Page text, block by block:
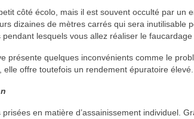
côté écolo, mais il est souvent occulté par un
dizaines de mètres carrés qui sera inutilisable
lesquels vous allez réaliser le faucardage
présente quelques inconvénients comme le
elle offre toutefois un rendement épuratoire élevé.
prisées en matière d’assainissement individuel.